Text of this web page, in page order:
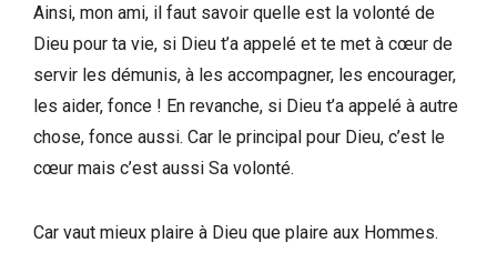
Ainsi, mon ami, il faut savoir quelle est la volonté de
Dieu pour ta vie, si Dieu t’a appelé et te met à cœur de
servir les démunis, à les accompagner, les encourager,
les aider, fonce ! En revanche, si Dieu t’a appelé à autre
chose, fonce aussi. Car le principal pour Dieu, c’est le
cœur mais c’est aussi Sa volonté.
Car vaut mieux plaire à Dieu que plaire aux Hommes.